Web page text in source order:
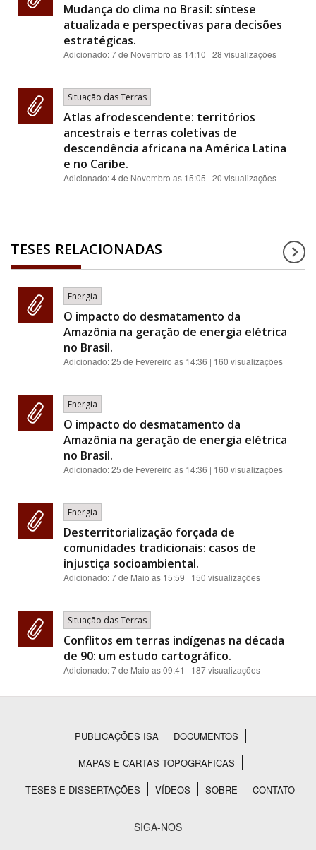
Mudança do clima no Brasil: síntese
atualizada e perspectivas para decisões
estratégicas.
Adicionado:7 de Novembro as 14:10 | 28 visualizações
Situação das Terras
Atlas afrodescendente: territórios
ancestrais e terras coletivas de
descendência africana na América Latina
e no Caribe.
Adicionado:4 de Novembro as 15:05 | 20 visualizações
TESES RELACIONADAS
Energia
O impacto do desmatamento da
Amazônia na geração de energia elétrica
no Brasil.
Adicionado:25 de Fevereiro as 14:36 | 160 visualizações
Energia
O impacto do desmatamento da
Amazônia na geração de energia elétrica
no Brasil.
Adicionado:25 de Fevereiro as 14:36 | 160 visualizações
Energia
Desterritorialização forçada de
comunidades tradicionais: casos de
injustiça socioambiental.
Adicionado:7 de Maio as 15:59 | 150 visualizações
Situação das Terras
Conflitos em terras indígenas na década
de 90: um estudo cartográfico.
Adicionado:7 de Maio as 09:41 | 187 visualizações
Rodapé
PUBLICAÇÕES ISA
DOCUMENTOS
MAPAS E CARTAS TOPOGRAFICAS
TESES E DISSERTAÇÕES
VÍDEOS SOBRE CONTATO
SIGA-NOS